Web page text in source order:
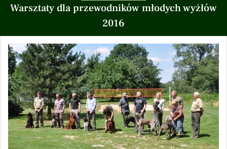
Warsztaty dla przewodników młodych wyżłów
2016